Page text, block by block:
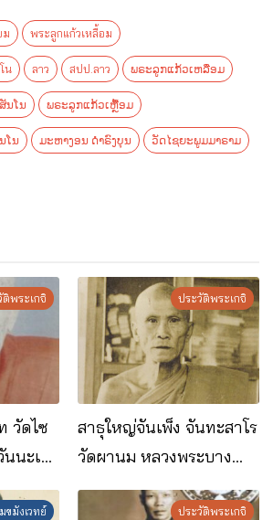
ม พระลูกแก้วเหลื้อม
น ลาว สปป.ลาว ພຣະລູກແກ້ວເຫລື່ອມ
ນໂນ ພຣະລູກແກ້ວເຫຼື້ອມ
ໂນ ມະຫາງອນ ດຳຣົງບຸນ ວັດໄຊຍະພູມມາຣາມ
ติพระเกจิ
วัดไซ
นะเขต
ประวัติพระเกจิ
สาธุใหญ่จันเพ็ง จันทะสาโร
วัดผานม หลวงพระบาง
สปป.ลาว
ขมังเวทย์ ประวัติพระเกจิ